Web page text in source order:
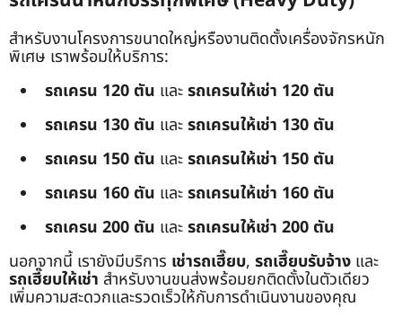
สำหรับงานโครงการขนาดใหญ่หรืองานติดตั้งเครื่องจักรหนัก
พิเศษ เราพร้อมให้บริการ:
รถเครน 120 ตัน และรถเครนให้เช่า 120 ตัน
รถเครน 130 ตัน และรถเครนให้เช่า 130 ตัน
รถเครน 150 ตัน และรถเครนให้เช่า 150 ตัน
รถเครน 160 ตัน และรถเครนให้เช่า 160 ตัน
รถเครน 200 ตัน และรถเครนให้เช่า 200 ตัน
นอกจากนี้ เรายังมีบริการ เช่ารถเฮี๊ยบ, รถเฮี๊ยบรับจ้าง และ
รถเฮี๊ยบให้เช่า สำหรับงานขนส่งพร้อมยกติดตั้งในตัวเดียว
เพิ่มความสะดวกและรวดเร็วให้กับการดำเนินงานของคุณ